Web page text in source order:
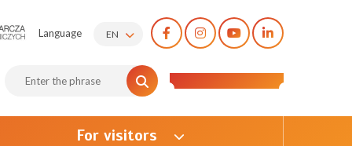
Language EN
For visitors